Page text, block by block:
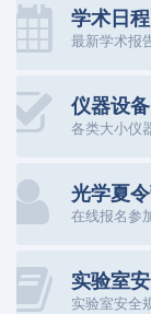
学术日程
最新学术报
仪器设备
各类大小仪
光学夏
在线报名参
实验室
实验室安全